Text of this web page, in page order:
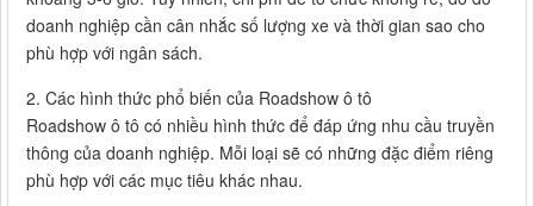
doanh nghiệp cần cân nhắc số lượng xe và thời gian sao cho
phù hợp với ngân sách.
2. Các hình thức phổ biến của Roadshow ô tô
Roadshow ô tô có nhiều hình thức để đáp ứng nhu cầu truyền
thông của doanh nghiệp. Mỗi loại sẽ có những đặc điểm riêng
phù hợp với các mục tiêu khác nhau.